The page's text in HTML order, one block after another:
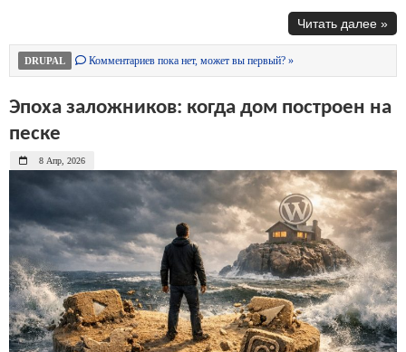
Читать далее »
DRUPAL Комментариев пока нет, может вы первый? »
Эпоха заложников: когда дом построен на
песке
8 Апр, 2026